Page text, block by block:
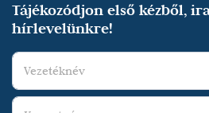
Tájékozódjon első kézből,
hírlevelünkre!